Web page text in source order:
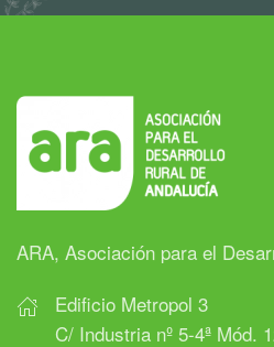
ARA, Asociación para el
Edificio Metropol 3
C/ Industria nº 5-4ª Mód.